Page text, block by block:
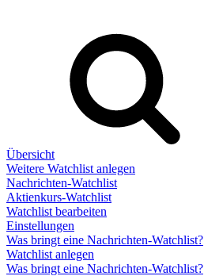
Übersicht
Weitere Watchlist anlegen
Nachrichten-Watchlist
Aktienkurs-Watchlist
Watchlist bearbeiten
Einstellungen
Was bringt eine Nachrichten-Watchlist?
Watchlist anlegen
Was bringt eine Nachrichten-Watchlist?